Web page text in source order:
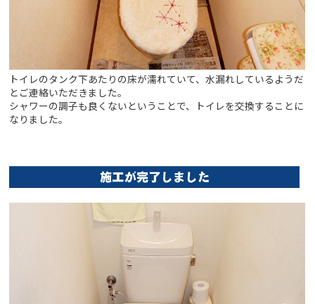
トイレのタンク下あたりの床が濡れていて、水漏れしているようだ
とご連絡いただきました。
シャワーの調子も良くないということで、トイレを交換することに
なりました。